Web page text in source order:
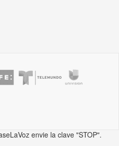
envie la clave "STOP".